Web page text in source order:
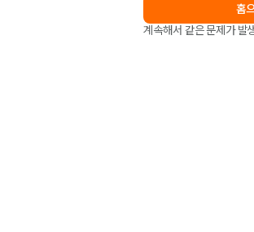
홈
계속해서 같은 문제가 발